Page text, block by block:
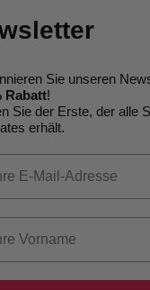
Sie unseren
Rabatt!
Sie der Erste, der alle
erhält.